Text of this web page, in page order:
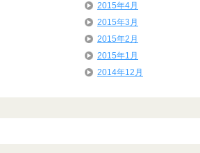
2015年4月
2015年3月
2015年2月
2015年1月
2014年12月